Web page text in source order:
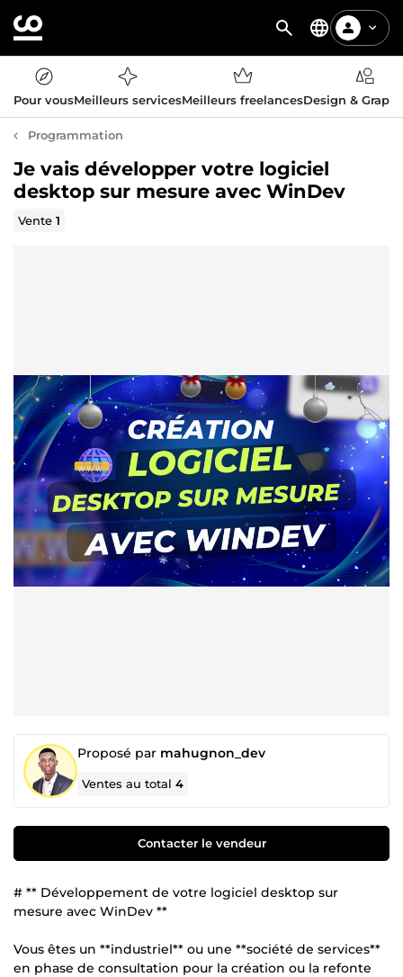
Pour vousMeilleurs servicesMeilleurs freelancesDesign &
Programmation
Je vais développer votre logiciel
desktop sur mesure avec WinDev
Vente1
Proposé par mahugnon_dev
Ventes au total4
Contacter le vendeur
# ** Développement de votre logiciel desktop sur
mesure avec WinDev **
Vous êtes un **industriel** ou une **société de services**
en phase de consultation pour la création ou la refonte